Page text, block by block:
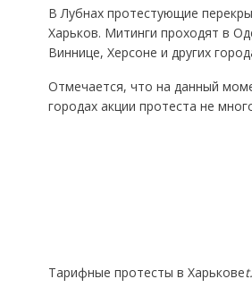
В Лубнах протестующие
Харьков. Митинги проходят в
Виннице, Херсоне и других
Отмечается, что на данный
городах акции протеста не
Тарифные протесты в Харькове